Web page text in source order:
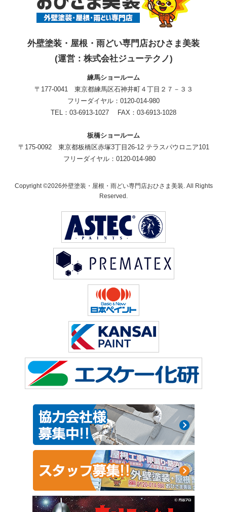
外壁塗装・屋根・雨どい専門店おひさま美装
(運営：株式会社ジューテクノ)
練馬ショールーム
〒177-0041 東京都練馬区石神井町４丁目２７－３３
フリーダイヤル：0120-014-980
TEL：03-6913-1027 FAX：03-6913-1028
板橋ショールーム
〒175-0092 東京都板橋区赤塚3丁目26-12 テラスパウロニア101
フリーダイヤル：0120-014-980
Copyright ©2026外壁塗装・屋根・雨どい専門店おひさま美装. All Rights
Reserved.